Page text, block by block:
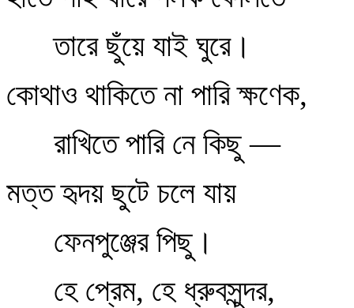
তারে ছুঁয়ে যাই ঘুরে।
কোথাও থাকিতে না পারি ক্ষণেক,
রাখিতে পারি নে কিছু —
মত্ত হৃদয় ছুটে চলে যায়
ফেনপুঞ্জের পিছু।
হে প্রেম, হে ধ্রুবসুন্দর,